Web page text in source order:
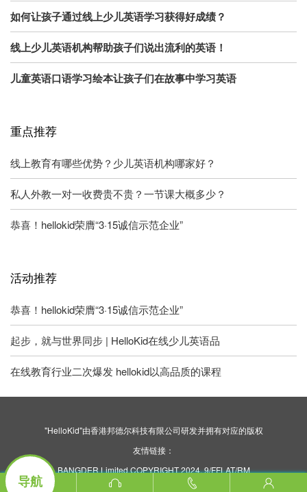
如何让孩子通过线上少儿英语学习获得好成绩？
线上少儿英语机构帮助孩子们说出流利的英语！
儿童英语口语学习绘本让孩子们在故事中学习英语
重点推荐
线上教育有哪些优势？少儿英语机构哪家好？
私人外教一对一收费贵不贵？一节课大概多少？
恭喜！hellokid荣膺“3·15诚信示范企业”
活动推荐
恭喜！hellokid荣膺“3·15诚信示范企业”
起步，就与世界同步 | HelloKid在线少儿英语品
在线教育行业二次爆发 hellokid以高品质的课程
"HelloKid"由香港邦德尔科技有限公司研发并拥有对应的版权
友情链接：
BANGDER Limited COPYRIGHT 2024. 9/FFLAT/RM
ASILVERCORP INTERNATIONAL TOWER707-713
导航